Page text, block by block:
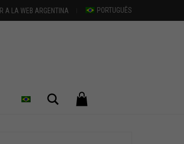
IR A LA WEB ARGENTINA PORTUGUÊS
Pesquisar